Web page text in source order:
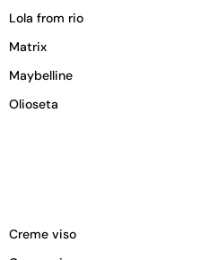
Lola from rio
Matrix
Maybelline
Olioseta
Creme viso